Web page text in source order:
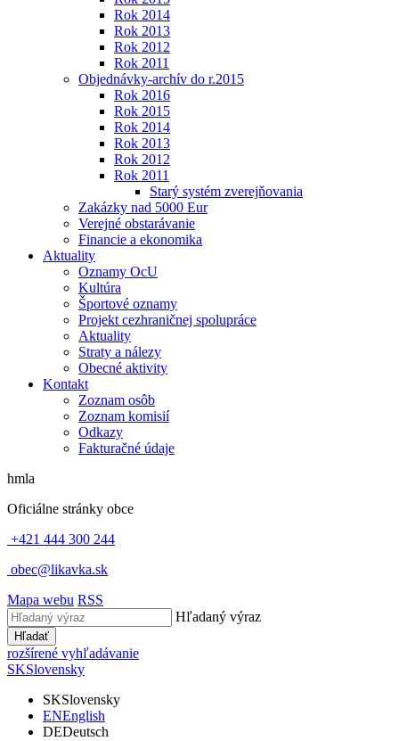
Rok 2014
Rok 2013
Rok 2012
Rok 2011
Objednávky-archív do r.2015
Rok 2016
Rok 2015
Rok 2014
Rok 2013
Rok 2012
Rok 2011
Starý systém zverejňovania
Zakázky nad 5000 Eur
Verejné obstarávanie
Financie a ekonomika
Aktuality
Oznamy OcU
Kultúra
Športové oznamy
Projekt cezhraničnej spolupráce
Aktuality
Straty a nálezy
Obecné aktivity
Kontakt
Zoznam osôb
Zoznam komisií
Odkazy
Fakturačné údaje
hmla
Oficiálne stránky obce
+421 444 300 244
obec@likavka.sk
Mapa webu RSS
Hľadaný výraz
Hľadať
rozšírené vyhľadávanie
SKSlovensky
SKSlovensky
ENEnglish
DEDeutsch